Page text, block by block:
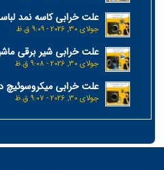
علت خرابی کاسه نمد
جولای 30, 2026 - 9:09 ق.ظ
علت خرابی شیر برقی
جولای 30, 2026 - 9:08 ق.ظ
علت خرابی میکروسوئیچ
جولای 30, 2026 - 9:07 ق.ظ